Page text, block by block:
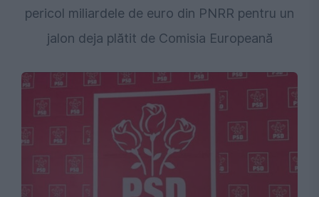
pericol miliardele de euro din PNRR pentru un
jalon deja plătit de Comisia Europeană